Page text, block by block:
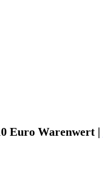
Euro Warenwert |